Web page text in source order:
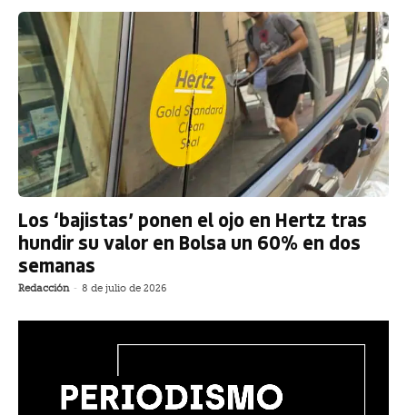
Los ‘bajistas’ ponen el ojo en Hertz tras
hundir su valor en Bolsa un 60% en dos
semanas
Redacción - 8 de julio de 2026